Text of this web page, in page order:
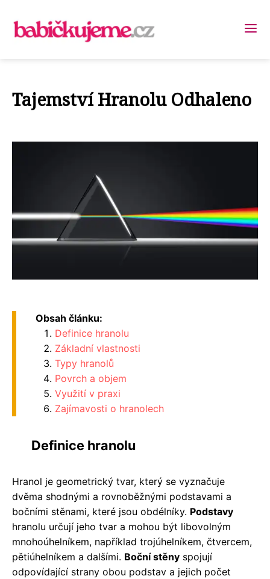
Tajemství Hranolu Odhaleno
Obsah článku:
Definice hranolu
Základní vlastnosti
Typy hranolů
Povrch a objem
Využití v praxi
Zajímavosti o hranolech
Definice hranolu
Hranol je geometrický tvar, který se vyznačuje
dvěma shodnými a rovnoběžnými podstavami a
bočními stěnami, které jsou obdélníky. Podstavy
hranolu určují jeho tvar a mohou být libovolným
mnohoúhelníkem, například trojúhelníkem, čtvercem,
pětiúhelníkem a dalšími. Boční stěny spojují
odpovídající strany obou podstav a jejich počet